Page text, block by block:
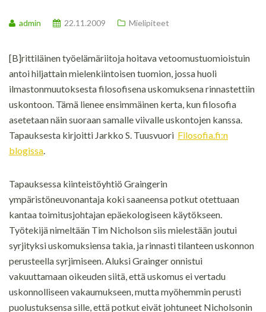
admin 22.11.2009 Mielipiteet
[B]rittiläinen työelämäriitoja hoitava vetoomustuomioistuin
antoi hiljattain mielenkiintoisen tuomion, jossa huoli
ilmastonmuutoksesta filosofisena uskomuksena rinnastettiin
uskontoon. Tämä lienee ensimmäinen kerta, kun filosofia
asetetaan näin suoraan samalle viivalle uskontojen kanssa.
Tapauksesta kirjoitti Jarkko S. Tuusvuori Filosofia.fi:n
blogissa.
Tapauksessa kiinteistöyhtiö Graingerin
ympäristöneuvonantaja koki saaneensa potkut otettuaan
kantaa toimitusjohtajan epäekologiseen käytökseen.
Työtekijä nimeltään Tim Nicholson siis mielestään joutui
syrjityksi uskomuksiensa takia, ja rinnasti tilanteen uskonnon
perusteella syrjimiseen. Aluksi Grainger onnistui
vakuuttamaan oikeuden siitä, että uskomus ei vertadu
uskonnolliseen vakaumukseen, mutta myöhemmin perusti
puolustuksensa sille, että potkut eivät johtuneet Nicholsonin